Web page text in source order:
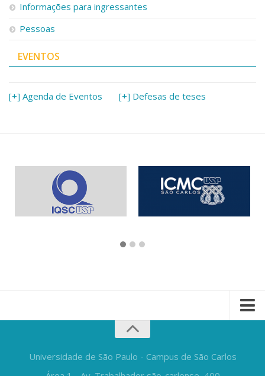
Informações para ingressantes
Pessoas
EVENTOS
[+] Agenda de Eventos [+] Defesas de teses
Universidade de São Paulo - Campus de São Carlos